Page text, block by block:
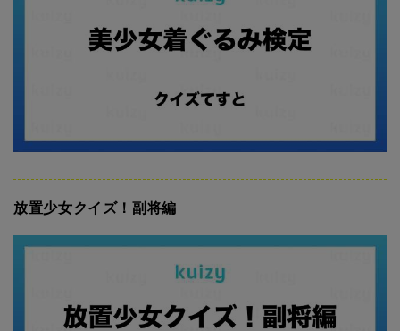
放置少女クイズ！副将編